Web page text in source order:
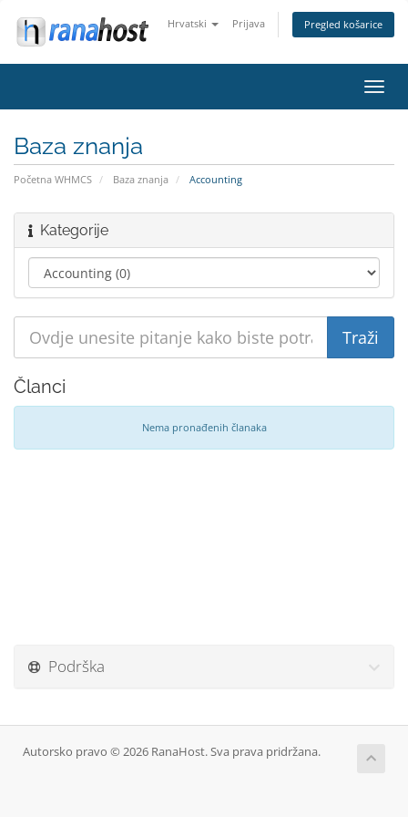
Hrvatski Prijava Pregled košarice
Baza znanja
Početna WHMCS Baza znanja Accounting
Kategorije
Članci
Nema pronađenih članaka
Podrška
Autorsko pravo © 2026 RanaHost. Sva prava pridržana.